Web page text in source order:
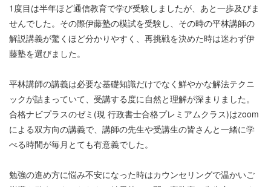
1度目は半年ほど通信教育で学び受験しましたが、あと一歩及びま
せんでした。その際伊藤塾の模試を受験し、その時の平林講師の
解説講義が驚くほど分かりやすく、再挑戦を決めた時は迷わず伊
藤塾を選びました。
平林講師の講義は必要な基礎知識だけでなく鮮やかな解法テクニ
ックが詰まっていて、受講する度に自然と理解が深まりました。
合格ナビプラスのゼミ(現 行政書士合格プレミアムクラス)はzoom
による双方向の講義で、講師の先生や受講生の皆さんと一緒に学
べる時間が毎月とても有意義でした。
勉強の進め方に悩み不安になった時はカウンセリングで温かいご